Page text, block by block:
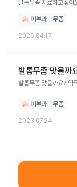
발톱무좀 치료하고싶어
피부과 무좀
2025.04.17
발톱무좀 맞을까
발톱무좀 맞을까요? 약
피부과 무좀
2023.07.24